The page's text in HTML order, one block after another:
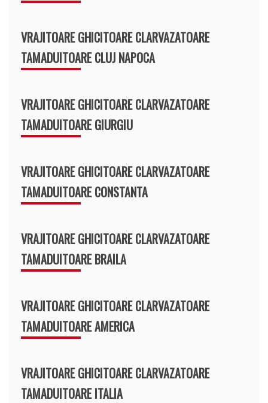
VRAJITOARE GHICITOARE CLARVAZATOARE
TAMADUITOARE CLUJ NAPOCA
VRAJITOARE GHICITOARE CLARVAZATOARE
TAMADUITOARE GIURGIU
VRAJITOARE GHICITOARE CLARVAZATOARE
TAMADUITOARE CONSTANTA
VRAJITOARE GHICITOARE CLARVAZATOARE
TAMADUITOARE BRAILA
VRAJITOARE GHICITOARE CLARVAZATOARE
TAMADUITOARE AMERICA
VRAJITOARE GHICITOARE CLARVAZATOARE
TAMADUITOARE ITALIA